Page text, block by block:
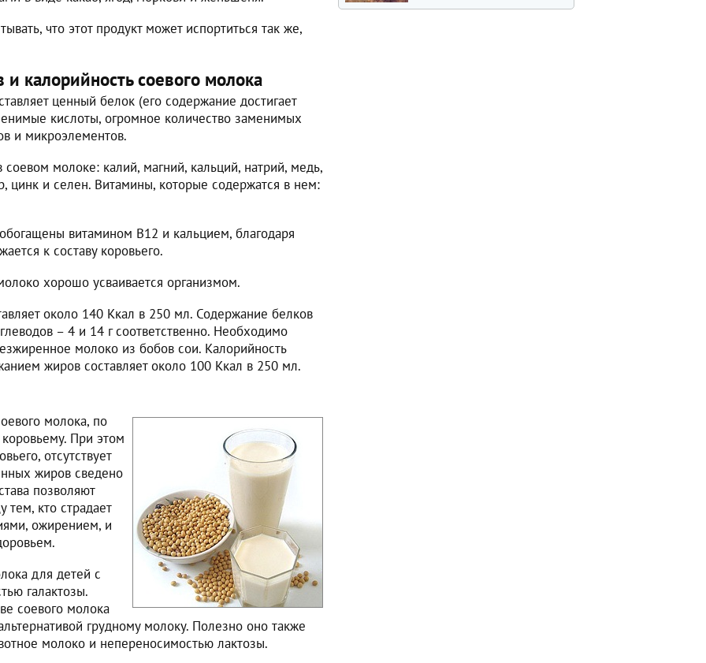
что этот продукт может испортиться так же,
калорийность соевого молока
ценный белок (его содержание достигает
кислоты, огромное количество заменимых
и микроэлементов.
молоке: калий, магний, кальций, натрий, медь,
и селен. Витамины, которые содержатся в нем:
витамином B12 и кальцием, благодаря
к составу коровьего.
хорошо усваивается организмом.
около 140 Ккал в 250 мл. Содержание белков
– 4 и 14 г соответственно. Необходимо
молоко из бобов сои. Калорийность
жиров составляет около 100 Ккал в 250 мл.
молока, по
При этом
отсутствует
жиров сведено
позволяют
тем, кто страдает
ожирением, и
для детей с
галактозы.
соевого молока
грудному молоку. Полезно оно также
молоко и непереносимостью лактозы.